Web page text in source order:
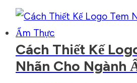
Cách Thiết Kế
Nhãn Cho Ngành